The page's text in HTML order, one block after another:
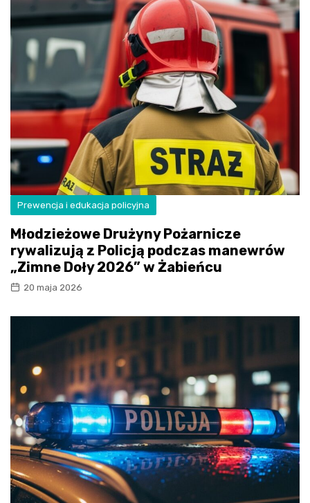
Prewencja i edukacja policyjna
Młodzieżowe Drużyny Pożarnicze
rywalizują z Policją podczas manewrów
„Zimne Doły 2026” w Żabieńcu
20 maja 2026